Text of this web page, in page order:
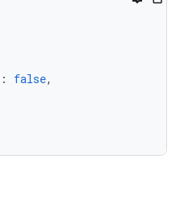
: false,